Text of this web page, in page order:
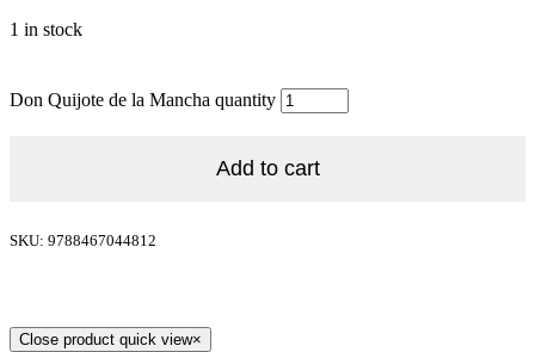
1 in stock
Don Quijote de la Mancha quantity
Add to cart
SKU: 9788467044812
Close product quick view×